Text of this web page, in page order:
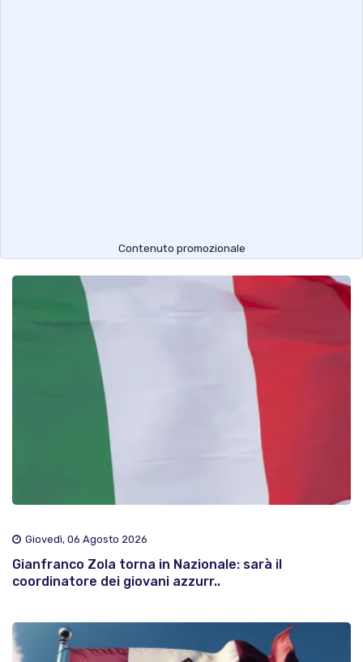
Contenuto promozionale
Giovedì, 06 Agosto 2026
Gianfranco Zola torna in Nazionale: sarà il
coordinatore dei giovani azzurr..